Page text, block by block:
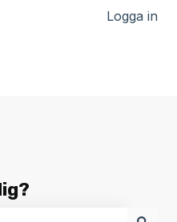
för översättningarLogga in